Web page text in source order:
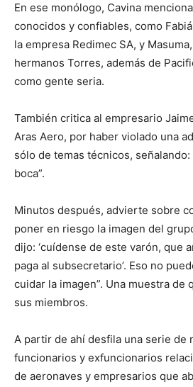
En ese monólogo, Cavina
conocidos y confiables, como
la empresa Redimec SA, y
hermanos Torres, además de
como gente seria.
También critica al empresario
Aras Aero, por haber violado una
sólo de temas técnicos,
boca”.
Minutos después, advierte sobre
poner en riesgo la imagen del
dijo: ‘cuídense de este varón, que
paga al subsecretario’. Eso no
cuidar la imagen”. Una muestra de
sus miembros.
A partir de ahí desfila una serie de
funcionarios y exfuncionarios
de aeronaves y empresarios que